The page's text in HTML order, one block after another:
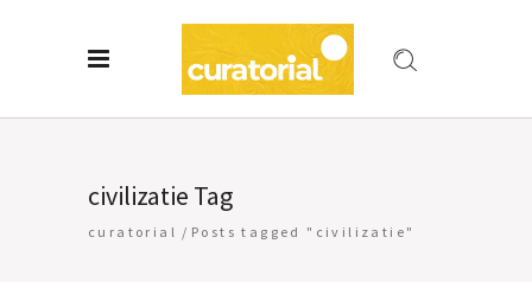
civilizatie Tag
curatorial / Posts tagged "civilizatie"